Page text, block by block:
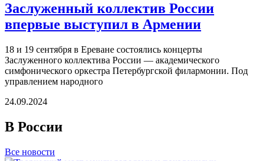
Заслуженный коллектив России
впервые выступил в Армении
18 и 19 сентября в Ереване состоялись концерты
Заслуженного коллектива России — академического
симфонического оркестра Петербургской филармонии. Под
управлением народного
24.09.2024
В России
Все новости